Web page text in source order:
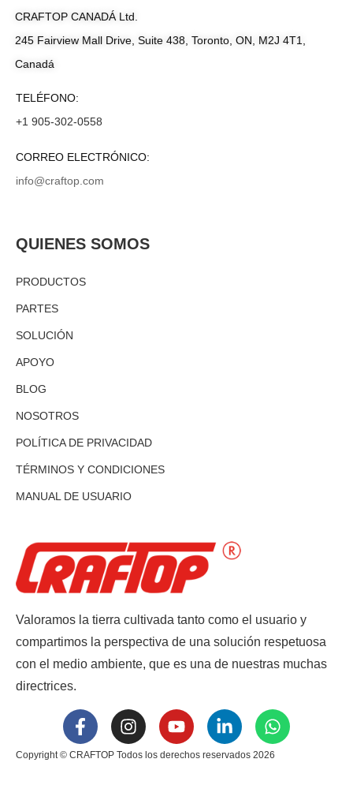
Valoramos la tierra cultivada tanto como el usuario y
compartimos la perspectiva de una solución respetuosa
con el medio ambiente, que es una de nuestras muchas
directrices.
Copyright © CRAFTOP Todos los derechos reservados 2026
QUIENES SOMOS
PRODUCTOS
PARTES
SOLUCIÓN
APOYO
BLOG
NOSOTROS
POLÍTICA DE PRIVACIDAD
TÉRMINOS Y CONDICIONES
MANUAL DE USUARIO
CRAFTOP CANADÁ Ltd.
245 Fairview Mall Drive, Suite 438, Toronto, ON, M2J 4T1,
Canadá
TELÉFONO:
+1 905-302-0558
CORREO ELECTRÓNICO:
info@craftop.com